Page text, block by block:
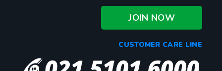
JOIN NOW
CUSTOMER CARE LINE